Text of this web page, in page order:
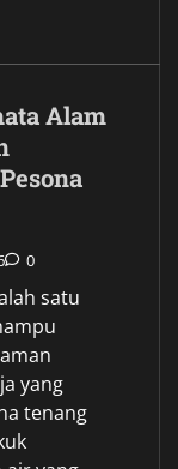
Alam
0
satu
yang
tenang